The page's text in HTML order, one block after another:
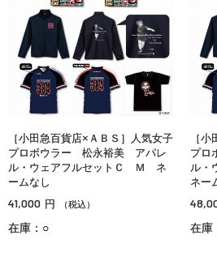
［小田急百貨店×ＡＢＳ］人気女子
プロボウラー 松永裕美 アパレ
ル・ウェアフルセットＣ Ｍ ネ
ームなし
41,000 円 （税込）
在庫：○
［
プロ
ル・
ネー
在庫